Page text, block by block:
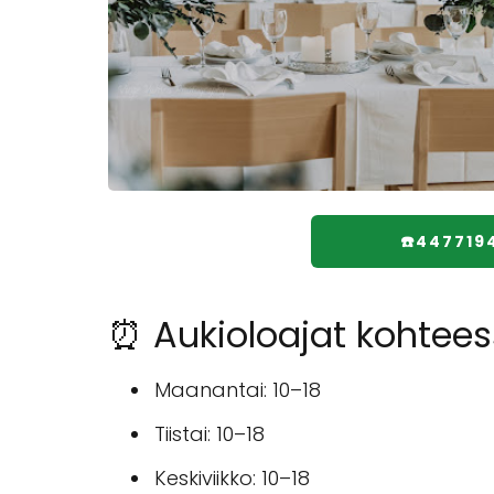
⏰ Aukioloajat
Maanantai: 10–18
Tiistai: 10–18
Keskiviikko: 10–18